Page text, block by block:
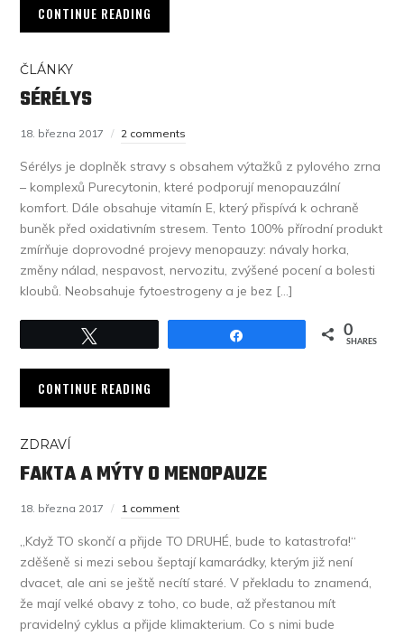
CONTINUE READING
ČLÁNKY
SÉRÉLYS
18. března 2017 2 comments
Sérélys je doplněk stravy s obsahem výtažků z pylového zrna
– komplexů Purecytonin, které podporují menopauzální
komfort. Dále obsahuje vitamín E, který přispívá k ochraně
buněk před oxidativním stresem. Tento 100% přírodní produkt
zmírňuje doprovodné projevy menopauzy: návaly horka,
změny nálad, nespavost, nervozitu, zvýšené pocení a bolesti
kloubů. Neobsahuje fytoestrogeny a je bez […]
0
SHARES
CONTINUE READING
ZDRAVÍ
FAKTA A MÝTY O MENOPAUZE
18. března 2017 1 comment
„Když TO skončí a přijde TO DRUHÉ, bude to katastrofa!“
zděšeně si mezi sebou šeptají kamarádky, kterým již není
dvacet, ale ani se ještě necítí staré. V překladu to znamená,
že mají velké obavy z toho, co bude, až přestanou mít
pravidelný cyklus a přijde klimakterium. Co s nimi bude